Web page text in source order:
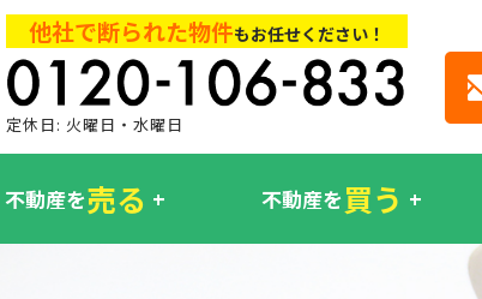
他社で断られた物件もお任せください！
定休日: 火曜日・水曜日
不動産を売る 不動産を買う